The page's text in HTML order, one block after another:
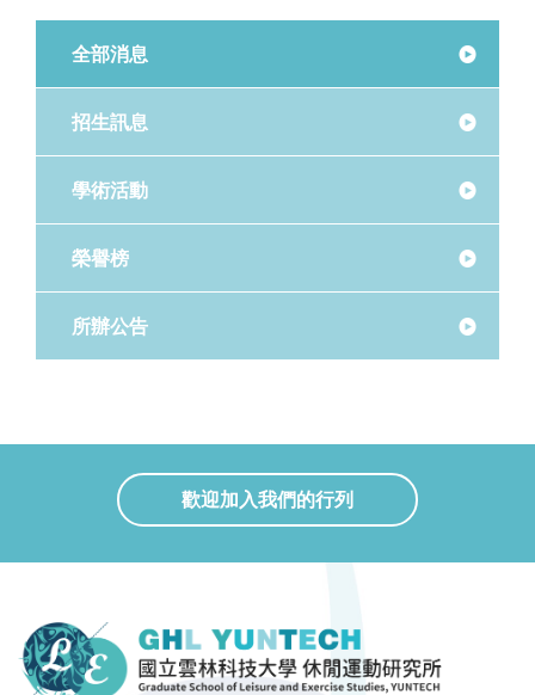
全部消息
招生訊息
學術活動
榮譽榜
所辦公告
歡迎加入我們的行列